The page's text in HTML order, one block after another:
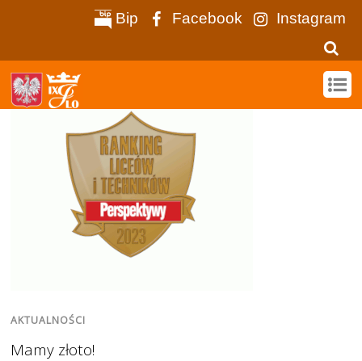
Bip Facebook Instagram
AKTUALNOŚCI
Mamy złoto!